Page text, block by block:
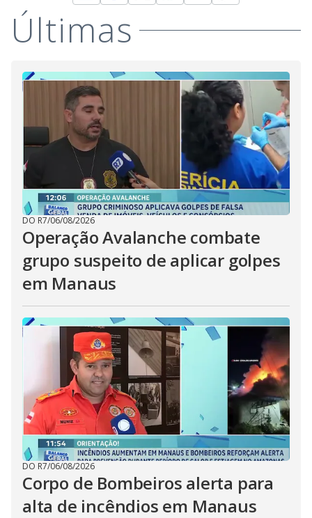
Últimas
DO R7/06/08/2026
Operação Avalanche combate
grupo suspeito de aplicar golpes
em Manaus
DO R7/06/08/2026
Corpo de Bombeiros alerta para
alta de incêndios em Manaus